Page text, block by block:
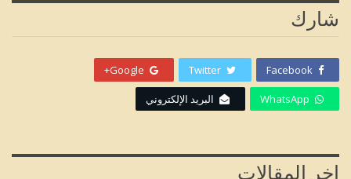
شارك
Facebook
Twitter
Google+
WhatsApp البريد الإلكتروني
اخر المقالات